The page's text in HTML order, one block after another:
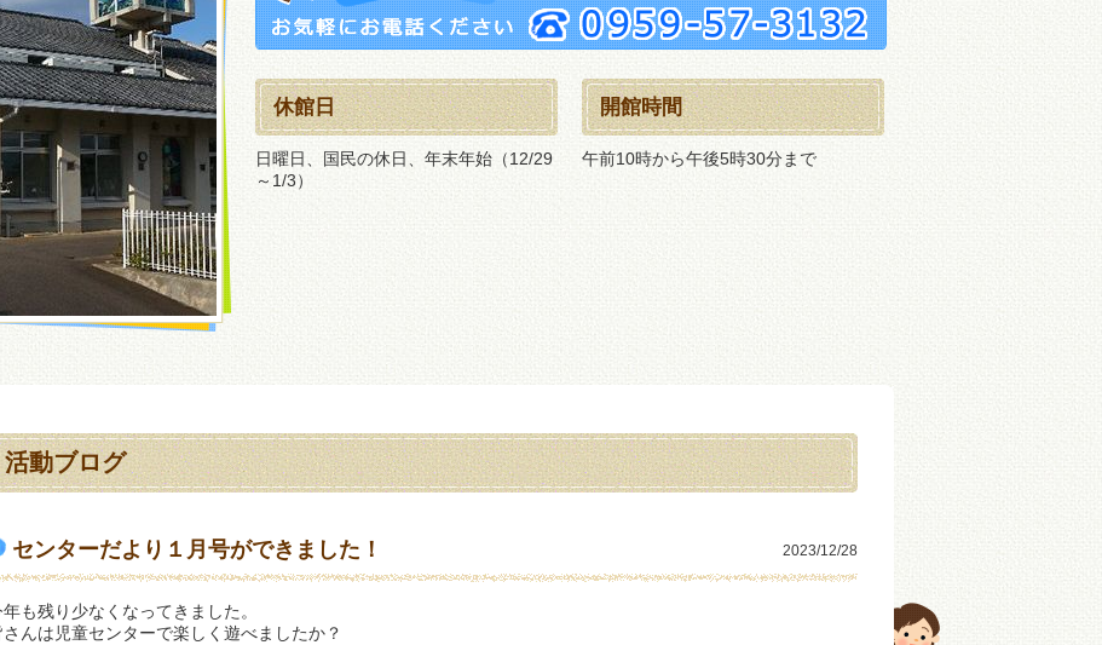
休館日
日曜日、国民の休日、年末年始（12/29
～1/3）
開館時間
午前10時から午後5時30分まで
活動ブログ
センターだより１月号ができました！ 2023/12/28
も残り少なくなってきました。
さんは児童センターで楽しく遊べましたか？